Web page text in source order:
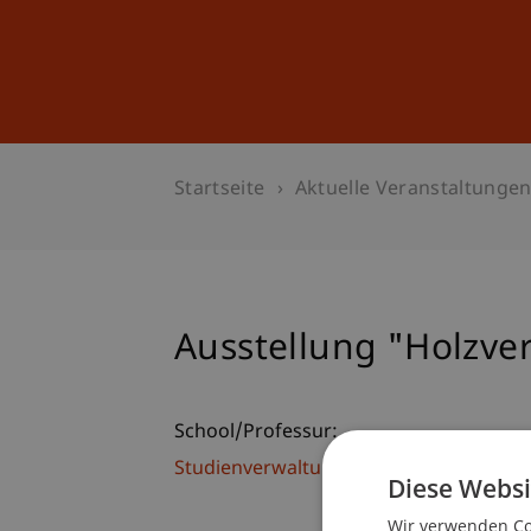
Startseite Aktuelle Veranstaltungen
Ausstellung
School/Professur:
Studienverwaltung
Diese
Wir verwenden